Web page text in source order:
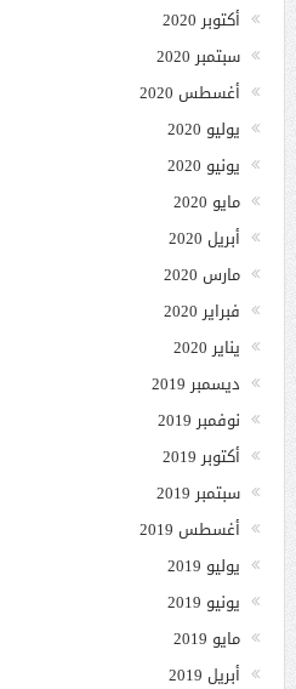
أكتوبر 2020
سبتمبر 2020
أغسطس 2020
يوليو 2020
يونيو 2020
مايو 2020
أبريل 2020
مارس 2020
فبراير 2020
يناير 2020
ديسمبر 2019
نوفمبر 2019
أكتوبر 2019
سبتمبر 2019
أغسطس 2019
يوليو 2019
يونيو 2019
مايو 2019
أبريل 2019